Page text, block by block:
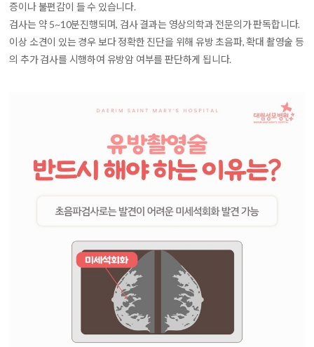
증이나 불편감이 들 수 있습니다.
검사는 약 5~10분진행되며, 검사 결과는 영상의학과 전문의가 판독합니다.
이상 소견이 있는 경우 보다 정확한 진단을 위해 유방 초음파, 확대 촬영술 등
의 추가 검사를 시행하여 유방암 여부를 판단하게 됩니다.